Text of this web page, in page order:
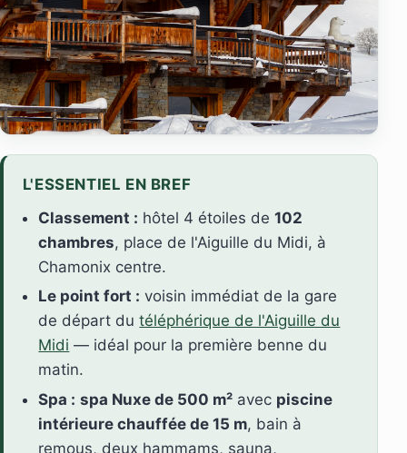
L'ESSENTIEL EN BREF
Classement : hôtel 4 étoiles de102
chambres, place de l'Aiguille du Midi, à
Chamonix centre.
Le point fort : voisin immédiat de la gare
de départ dutéléphérique de l'Aiguille du
Midi — idéal pour la première benne du
matin.
Spa : spa Nuxe de 500 m² avec piscine
intérieure chauffée de 15 m, bain à
remous, deux hammams, sauna,